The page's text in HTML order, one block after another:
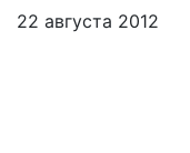
22 августа 2012